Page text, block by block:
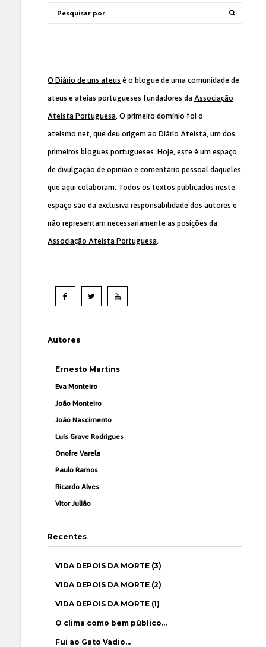
O Diário de uns ateus é o blogue de uma comunidade de
ateus e ateias portugueses fundadores da Associação
Ateísta Portuguesa. O primeiro domínio foi o
ateismo.net, que deu origem ao Diário Ateísta, um dos
primeiros blogues portugueses. Hoje, este é um espaço
de divulgação de opinião e comentário pessoal daqueles
que aqui colaboram. Todos os textos publicados neste
espaço são da exclusiva responsabilidade dos autores e
não representam necessariamente as posições da
Associação Ateísta Portuguesa.
Autores
Ernesto Martins
Eva Monteiro
João Monteiro
João Nascimento
Luís Grave Rodrigues
Onofre Varela
Paulo Ramos
Ricardo Alves
Vítor Julião
Recentes
VIDA DEPOIS DA MORTE (3)
VIDA DEPOIS DA MORTE (2)
VIDA DEPOIS DA MORTE (1)
O clima como bem público…
Fui ao Gato Vadio…